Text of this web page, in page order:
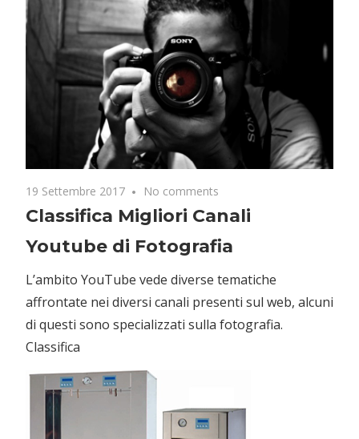
19 Settembre 2017 No comments
Classifica Migliori Canali
Youtube di Fotografia
L’ambito YouTube vede diverse tematiche
affrontate nei diversi canali presenti sul web, alcuni
di questi sono specializzati sulla fotografia.
Classifica